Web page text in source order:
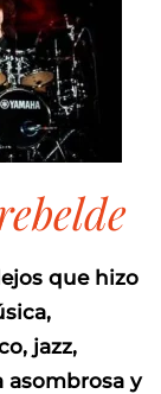
que hizo
jazz,
asombrosa y